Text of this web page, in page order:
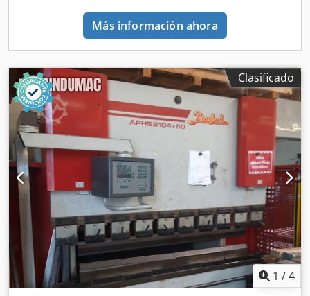
Más información ahora
Clasificado
1 /4